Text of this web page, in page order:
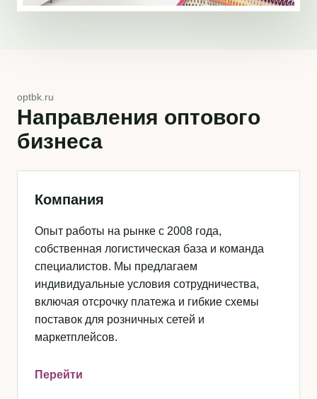
optbk.ru
Направления оптового
бизнеса
Компания
Опыт работы на рынке с 2008 года,
собственная логистическая база и команда
специалистов. Мы предлагаем
индивидуальные условия сотрудничества,
включая отсрочку платежа и гибкие схемы
поставок для розничных сетей и
маркетплейсов.
Перейти